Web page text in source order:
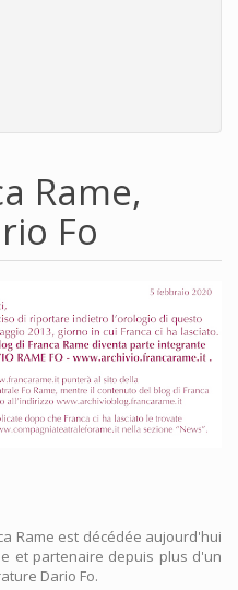
Rame,
Fo
Rame est décédée aujourd'hui
et partenaire depuis plus d'un
Dario Fo.